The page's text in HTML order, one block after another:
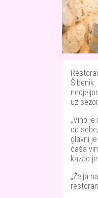
uz
Vino je
od
glavni
čaša
kazao
Želja